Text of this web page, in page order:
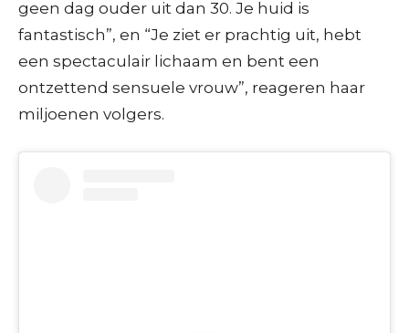
geen dag ouder uit dan 30. Je huid is
fantastisch”, en “Je ziet er prachtig uit, hebt
een spectaculair lichaam en bent een
ontzettend sensuele vrouw”, reageren haar
miljoenen volgers.